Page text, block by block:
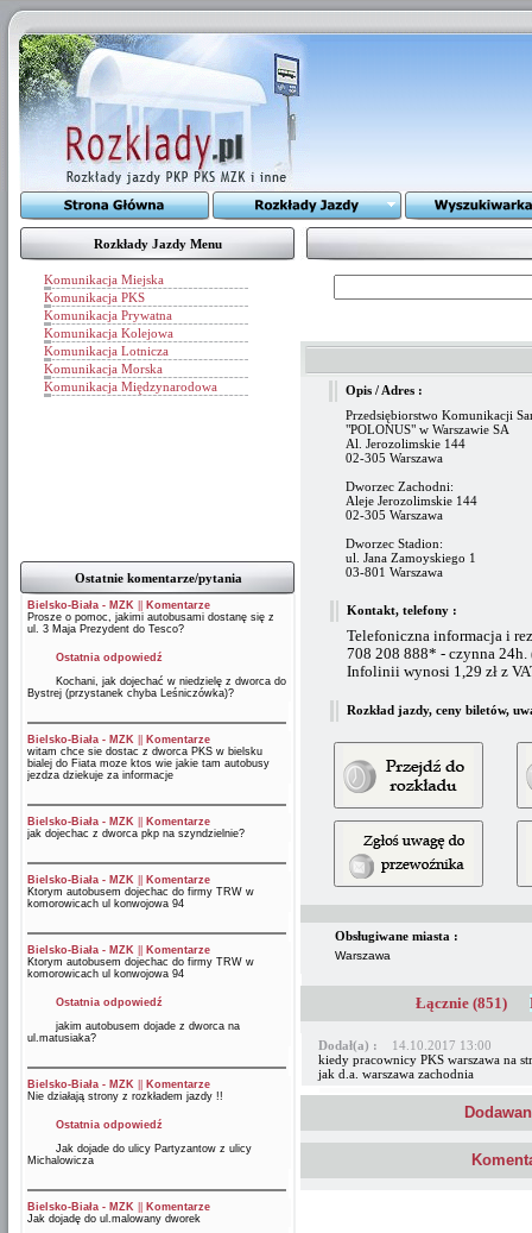
Rozkłady Jazdy Menu
Komunikacja Miejska
Komunikacja PKS
Komunikacja Prywatna
Komunikacja Kolejowa
Komunikacja Lotnicza
Komunikacja Morska
Komunikacja Międzynarodowa
Ostatnie komentarze/pytania
Bielsko-Biała - MZK
Komentarze
Prosze o pomoc, jakimi autobusami dostanę się z
ul. 3 Maja Prezydent do Tesco?
Ostatnia odpowiedź
Kochani, jak dojechać w niedzielę z dworca do
Bystrej (przystanek chyba Leśniczówka)?
Bielsko-Biała - MZK
Komentarze
witam chce sie dostac z dworca PKS w bielsku
bialej do Fiata moze ktos wie jakie tam autobusy
jezdza dziekuje za informacje
Bielsko-Biała - MZK
Komentarze
jak dojechac z dworca pkp na szyndzielnie?
Bielsko-Biała - MZK
Komentarze
Ktorym autobusem dojechac do firmy TRW w
komorowicach ul konwojowa 94
Bielsko-Biała - MZK
Komentarze
Ktorym autobusem dojechac do firmy TRW w
komorowicach ul konwojowa 94
Ostatnia odpowiedź
jakim autobusem dojade z dworca na
ul.matusiaka?
Bielsko-Biała - MZK
Komentarze
Nie działają strony z rozkładem jazdy !!
Ostatnia odpowiedź
Jak dojade do ulicy Partyzantow z ulicy
Michalowicza
Bielsko-Biała - MZK
Komentarze
Jak dojadę do ul.malowany dworek
Opis / Adres :
Przedsiębiorstwo Komunikacji
"POLONUS" w Warszawie SA
Al. Jerozolimskie 144
02-305 Warszawa
Dworzec Zachodni:
Aleje Jerozolimskie 144
02-305 Warszawa
Dworzec Stadion:
ul. Jana Zamoyskiego 1
03-801 Warszawa
Kontakt, telefony :
Telefoniczna informacja i
708 208 888* - czynna 24h.
Infolinii wynosi 1,29 zł z
Rozkład jazdy, ceny biletów,
Obsługiwane miasta :
Warszawa
Łącznie (851)
Dodał(a) :
14.10.2017 13:00
kiedy pracownicy PKS warszawa na
jak d.a. warszawa zachodnia